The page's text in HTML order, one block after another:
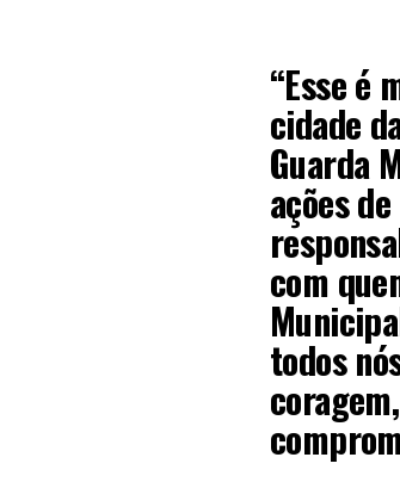
“Esse é
cidade
Guarda
ações
com
todos